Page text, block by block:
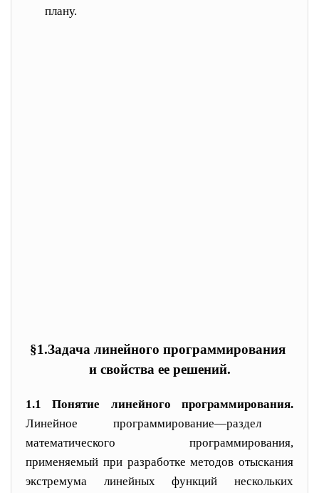
плану.
§1.Задача линейного программирования
и свойстваее решений.
1.1Понятие линейного программирования.
Линейное программирование—раздел
математического программирования,
применяемый при разработке методов отыскания
экстремума линейных функций нескольких